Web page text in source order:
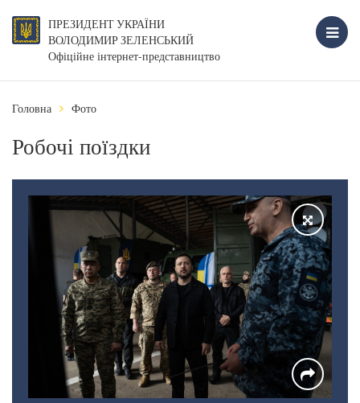
ПРЕЗИДЕНТ УКРАЇНИ
ВОЛОДИМИР ЗЕЛЕНСЬКИЙ
Офіційне інтернет-представництво
Головна Фото
Робочі поїздки